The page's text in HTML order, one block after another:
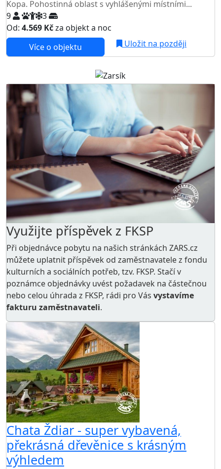
Kopa. Pohostinná oblast s vyhlášenými místními...
9
3
Od: 4.569 Kčza objekt a noc
Více o objektu
Uložit na později
Využijte příspěvek z FKSP
Při objednávce pobytu na našich stránkách ZARS.cz
můžete uplatnit příspěvek od zaměstnavatele z fondu
kulturních a sociálních potřeb, tzv. FKSP. Stačí v
poznámce objednávky uvést požadavek na částečnou
nebo celou úhrada z FKSP, rádi pro Vás vystavíme
fakturu zaměstnavateli.
Chata Ždiar - super vybavená,
překrásná dřevěnice s krásným
výhledem